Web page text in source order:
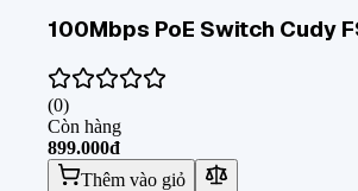
100Mbps PoE Switch Cudy
(0)
Còn hàng
899.000đ
Thêm vào giỏ